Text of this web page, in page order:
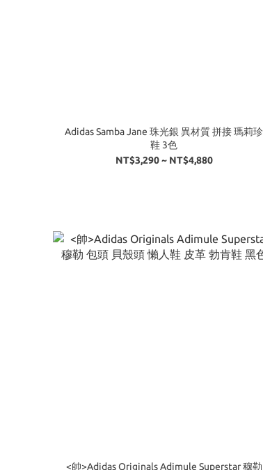
Adidas Samba Jane 珠光銀 異材質 拼接 瑪莉珍
鞋 3色
NT$3,290 ~ NT$4,880
<帥>Adidas Originals Adimule Superstar 穆勒